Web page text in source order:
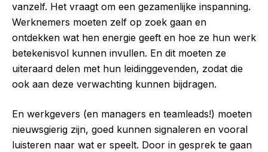
vanzelf. Het vraagt om een gezamenlijke inspanning.
Werknemers moeten zelf op zoek gaan en
ontdekken wat hen energie geeft en hoe ze hun werk
betekenisvol kunnen invullen. En dit moeten ze
uiteraard delen met hun leidinggevenden, zodat die
ook aan deze verwachting kunnen bijdragen.
En werkgevers (en managers en teamleads!) moeten
nieuwsgierig zijn, goed kunnen signaleren en vooral
luisteren naar wat er speelt. Door in gesprek te gaan